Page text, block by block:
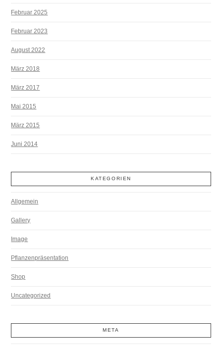
Februar 2025
Februar 2023
August 2022
März 2018
März 2017
Mai 2015
März 2015
Juni 2014
KATEGORIEN
Allgemein
Gallery
Image
Pflanzenpräsentation
Shop
Uncategorized
META